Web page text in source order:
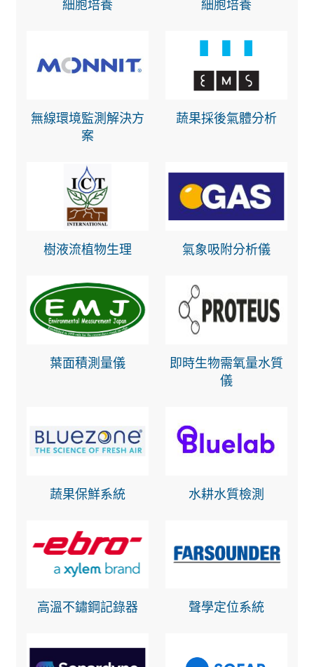
細胞培養 細胞培養
無線環境監測解決方
案
蔬果採後氣體分析
樹液流植物生理 氣象吸附分析儀
葉面積測量儀
即時生物需氧量水質
儀
蔬果保鮮系統 水耕水質檢測
高溫不鏽鋼記錄器 聲學定位系統